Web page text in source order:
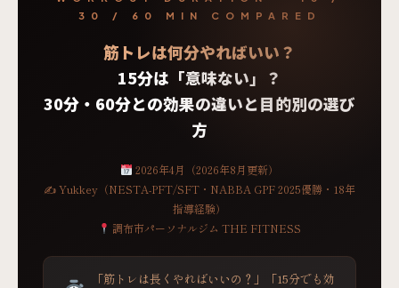
30 / 60 MIN COMPARED
筋トレは何分やればいい？
15分は「意味ない」？
30分・60分との効果の違いと目的別の選び
方
2026年4月（2026年8月更新）
✍ Yukkey（NESTA-PFT/SFT・NABBA GPF 2025優勝・18年
指導経験）
調布市パーソナルジム THE FITNESS
「筋トレは長くやればいいの？」「15分でも効